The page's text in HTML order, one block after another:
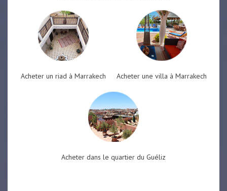
Acheter un riad à Marrakech Acheter une villa à Marrakech
Acheter dans le quartier du Guéliz